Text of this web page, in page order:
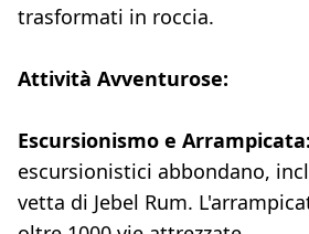
trasformati in roccia.
Attività Avventurose:
Escursionismo e Arrampicata:
escursionistici abbondano,
vetta di Jebel Rum.